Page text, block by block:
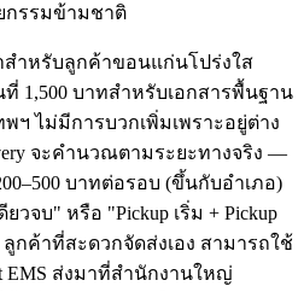
กรรมข้ามชาติ
สำหรับลูกค้าขอนแก่นโปร่งใส
1,500 บาทสำหรับเอกสารพื้นฐาน
ฯ ไม่มีการบวกเพิ่มเพราะอยู่ต่าง
จะคำนวณตามระยะทางจริง —
บาทต่อรอบ (ขึ้นกับอำเภอ)
วจบ" หรือ "Pickup เริ่ม + Pickup
กค้าที่สะดวกจัดส่งเอง สามารถใช้
EMS ส่งมาที่สำนักงานใหญ่